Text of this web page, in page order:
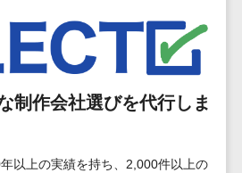
ュリティ・脆弱性診断>
トレーションテスト>
型攻撃メール訓練サービス>
管理システム>
LINEマーケテ
ィングツール
SEOツール
MEOツール
イベント管理
カスタマーサ
制作会社選びを代行しま
以上の実績を持ち、2,000件以上の